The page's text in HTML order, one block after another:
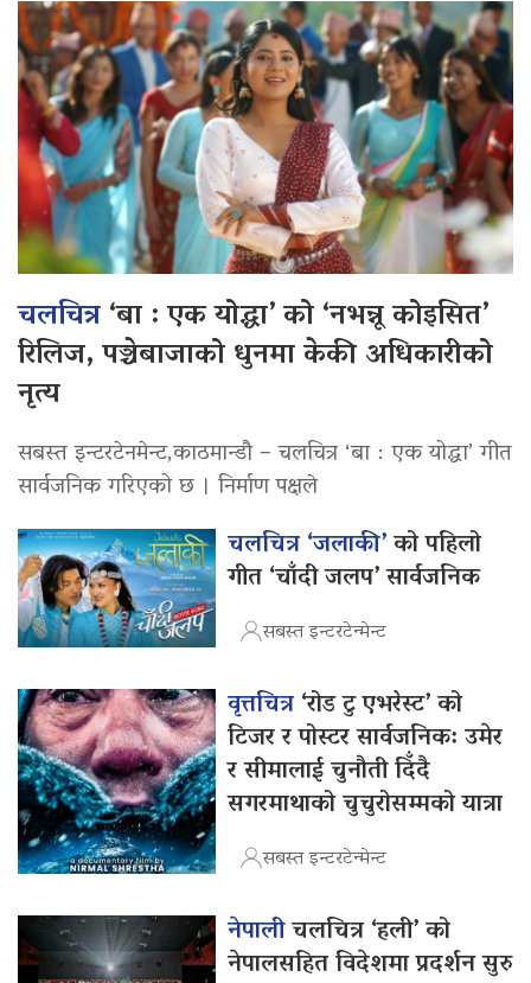
चलचित्र‘बा : एक योद्धा’ को ‘नभन्नू कोइसित’
रिलिज, पञ्चेबाजाको धुनमा केकी अधिकारीको
नृत्य
सबस्त इन्टरटेनमेन्ट,काठमान्डौ – चलचित्र ‘बा : एक योद्धा’ गीत
सार्वजनिक गरिएको छ । निर्माण पक्षले
चलचित्र ‘जलाकी’को पहिलो
गीत ‘चाँदी जलप’ सार्वजनिक
सबस्त इन्टरटेन्मेन्ट
वृत्तचित्र‘रोड टु एभरेस्ट’ को
टिजर र पोस्टर सार्वजनिक: उमेर
र सीमालाई चुनौती दिँदै
सगरमाथाको चुचुरोसम्मको यात्रा
सबस्त इन्टरटेन्मेन्ट
नेपालीचलचित्र ‘हली’ को
नेपालसहित विदेशमा प्रदर्शन सुरु